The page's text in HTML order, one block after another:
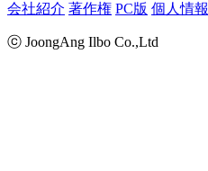
会社紹介 著作権 PC版 個人情報
ⓒ JoongAng Ilbo Co.,Ltd